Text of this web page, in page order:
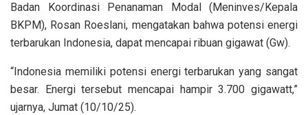
Badan Koordinasi Penanaman Modal (Meninves/Kepala
BKPM), Rosan Roeslani, mengatakan bahwa potensi energi
terbarukan Indonesia, dapat mencapai ribuan gigawat (Gw).
“Indonesia memiliki potensi energi terbarukan yang sangat
besar. Energi tersebut mencapai hampir 3.700 gigawatt,”
ujarnya, Jumat (10/10/25).